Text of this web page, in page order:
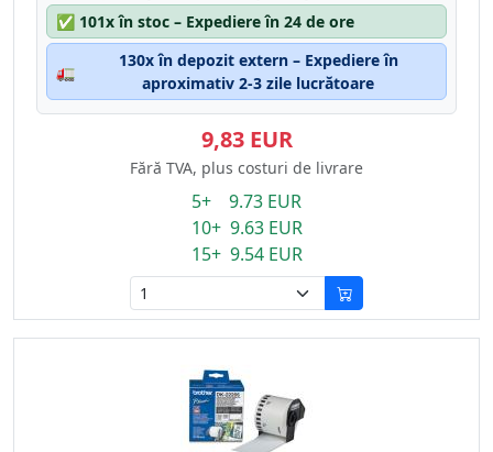
✅ 101x în stoc – Expediere în 24 de ore
🚛
130x în depozit extern – Expediere în
aproximativ 2-3 zile lucrătoare
9,83 EUR
Fără TVA, plus costuri de livrare
5+ 9.73 EUR
10+ 9.63 EUR
15+ 9.54 EUR